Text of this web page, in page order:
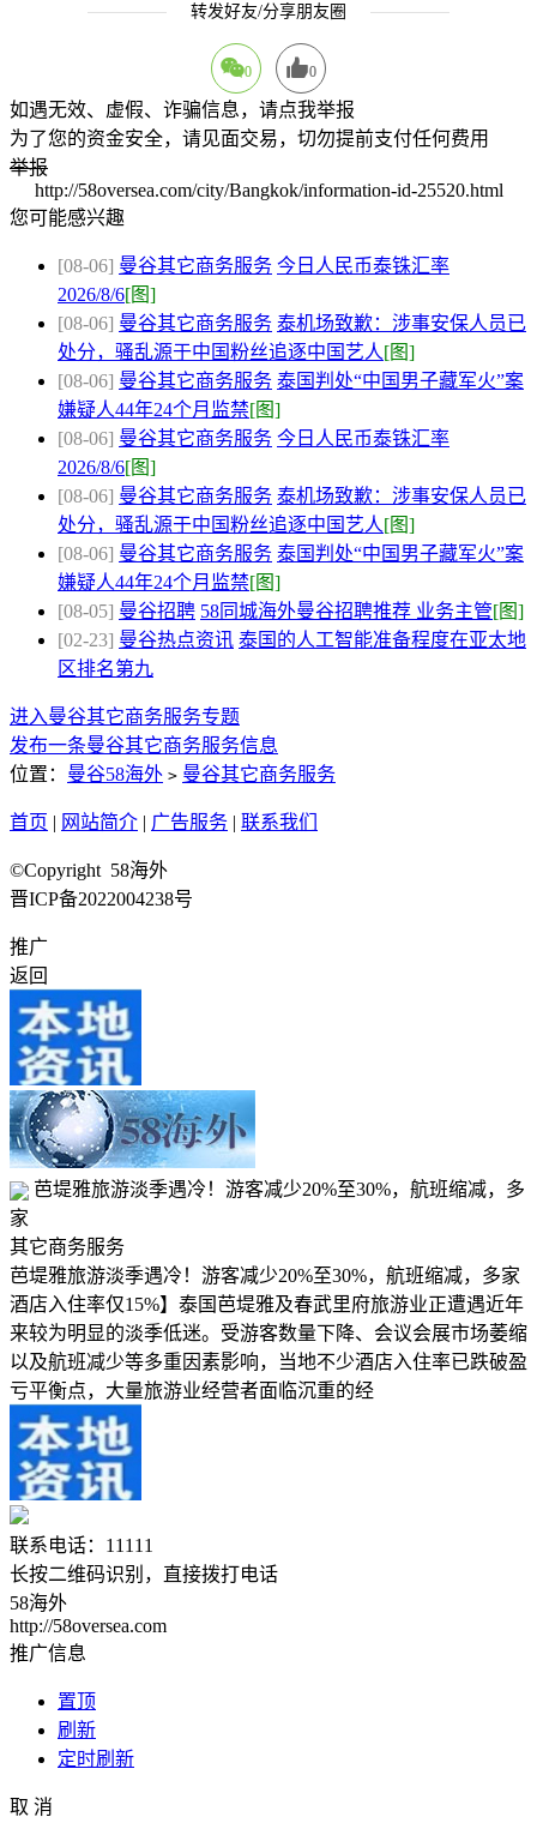
转发好友/分享朋友圈
0 0
如遇无效、虚假、诈骗信息，请点我举报
为了您的资金安全，请见面交易，切勿提前支付任何费用
举报
http://58oversea.com/city/Bangkok/information-id-25520.html
您可能感兴趣
[08-06] 曼谷其它商务服务 今日人民币泰铢汇率
2026/8/6[图]
[08-06] 曼谷其它商务服务 泰机场致歉：涉事安保人员已
处分，骚乱源于中国粉丝追逐中国艺人[图]
[08-06] 曼谷其它商务服务 泰国判处“中国男子藏军火”案
嫌疑人44年24个月监禁[图]
[08-06] 曼谷其它商务服务 今日人民币泰铢汇率
2026/8/6[图]
[08-06] 曼谷其它商务服务 泰机场致歉：涉事安保人员已
处分，骚乱源于中国粉丝追逐中国艺人[图]
[08-06] 曼谷其它商务服务 泰国判处“中国男子藏军火”案
嫌疑人44年24个月监禁[图]
[08-05] 曼谷招聘 58同城海外曼谷招聘推荐 业务主管[图]
[02-23] 曼谷热点资讯 泰国的人工智能准备程度在亚太地
区排名第九
进入曼谷其它商务服务专题
发布一条曼谷其它商务服务信息
位置： 曼谷58海外 > 曼谷其它商务服务
首页 | 网站简介 | 广告服务 | 联系我们
©Copyright 58海外
晋ICP备2022004238号
推广
返回
​芭堤雅旅游淡季遇冷！游客减少20%至30%，航班缩减，多
家
其它商务服务
芭堤雅旅游淡季遇冷！游客减少20%至30%，航班缩减，多家
酒店入住率仅15%】泰国芭堤雅及春武里府旅游业正遭遇近年
来较为明显的淡季低迷。受游客数量下降、会议会展市场萎缩
以及航班减少等多重因素影响，当地不少酒店入住率已跌破盈
亏平衡点，大量旅游业经营者面临沉重的经
联系电话：11111
长按二维码识别，直接拨打电话
58海外
http://58oversea.com
推广信息
置顶
刷新
定时刷新
取 消